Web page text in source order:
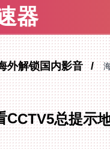
器
外解锁国内影音
CCTV5总提示